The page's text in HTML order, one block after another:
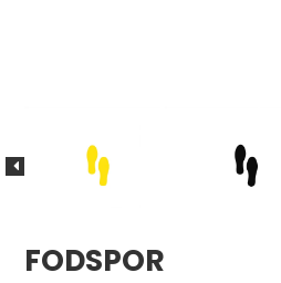
FODSPOR